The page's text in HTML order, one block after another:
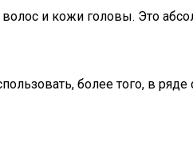
и кожи головы. Это
более того, в